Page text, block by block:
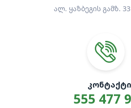
ალ. ყაზბეგის გამზ.
ᲙᲝᲜᲢᲐᲥᲢᲘ
555 477